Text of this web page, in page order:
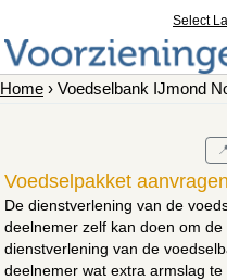
Select
Home › Voedselbank IJmond
Voedselpakket aanvragen
De dienstverlening van de
deelnemer zelf kan doen om
dienstverlening van de
deelnemer wat extra armslag